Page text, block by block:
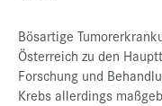
Bösartige
Österreich zu den
Forschung und
Krebs allerdings